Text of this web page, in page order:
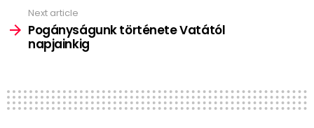
Next article
Pogányságunk története Vatától
napjainkig